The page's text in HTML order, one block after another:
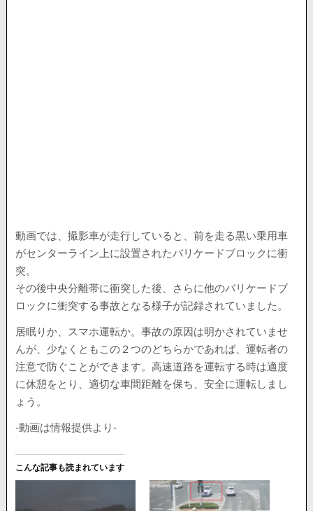
動画では、撮影車が走行していると、前を走る黒い乗用車
がセンターライン上に設置されたバリケードブロックに衝
突。
その後中央分離帯に衝突した後、さらに他のバリケードブ
ロックに衝突する事故となる様子が記録されていました。
居眠りか、スマホ運転か。事故の原因は明かされていませ
んが、少なくともこの２つのどちらかであれば、運転者の
注意で防ぐことができます。高速道路を運転する時は適度
に休憩をとり、適切な車間距離を保ち、安全に運転しまし
ょう。
-動画は情報提供より-
こんな記事も読まれています